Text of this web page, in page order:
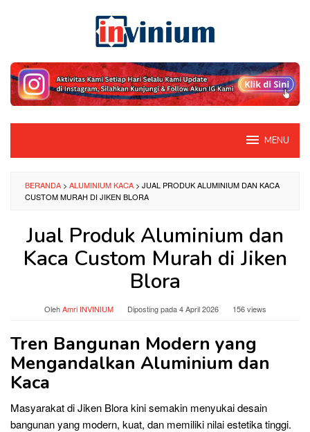
MENU
BERANDA > ALUMINIUM KACA > JUAL PRODUK ALUMINIUM DAN KACA
CUSTOM MURAH DI JIKEN BLORA
Jual Produk Aluminium dan
Kaca Custom Murah di Jiken
Blora
OlehAmri INVINIUM Diposting pada4 April 2026 156 views
Tren Bangunan Modern yang
Mengandalkan Aluminium dan
Kaca
Masyarakat di Jiken Blora kini semakin menyukai desain
bangunan yang modern, kuat, dan memiliki nilai estetika tinggi.